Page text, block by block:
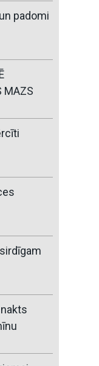
padomi
MAZS